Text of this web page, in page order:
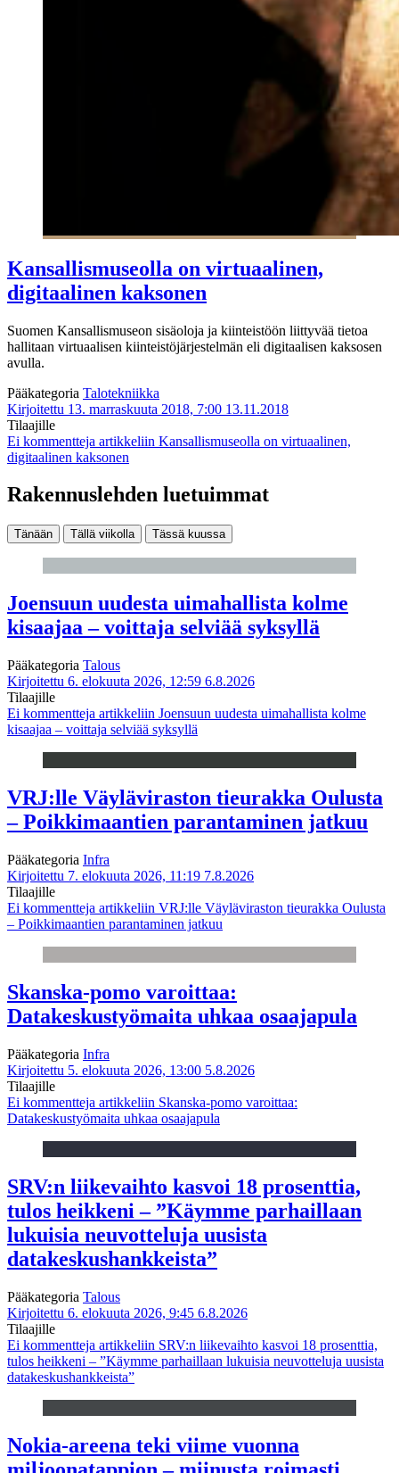
Kansallismuseolla on virtuaalinen,
digitaalinen kaksonen
Suomen Kansallismuseon sisäoloja ja kiinteistöön liittyvää tietoa
hallitaan virtuaalisen kiinteistöjärjestelmän eli digitaalisen kaksosen
avulla.
Pääkategoria Talotekniikka
Kirjoitettu 13. marraskuuta 2018, 7:00 13.11.2018
Tilaajille
Ei kommentteja artikkeliin Kansallismuseolla on virtuaalinen,
digitaalinen kaksonen
Rakennuslehden luetuimmat
Tänään Tällä viikolla Tässä kuussa
Joensuun uudesta uimahallista kolme
kisaajaa – voittaja selviää syksyllä
Pääkategoria Talous
Kirjoitettu 6. elokuuta 2026, 12:59 6.8.2026
Tilaajille
Ei kommentteja artikkeliin Joensuun uudesta uimahallista kolme
kisaajaa – voittaja selviää syksyllä
VRJ:lle Väyläviraston tieurakka Oulusta
– Poikkimaantien parantaminen jatkuu
Pääkategoria Infra
Kirjoitettu 7. elokuuta 2026, 11:19 7.8.2026
Tilaajille
Ei kommentteja artikkeliin VRJ:lle Väyläviraston tieurakka Oulusta
– Poikkimaantien parantaminen jatkuu
Skanska-pomo varoittaa:
Datakeskustyömaita uhkaa osaajapula
Pääkategoria Infra
Kirjoitettu 5. elokuuta 2026, 13:00 5.8.2026
Tilaajille
Ei kommentteja artikkeliin Skanska-pomo varoittaa:
Datakeskustyömaita uhkaa osaajapula
SRV:n liikevaihto kasvoi 18 prosenttia,
tulos heikkeni – ”Käymme parhaillaan
lukuisia neuvotteluja uusista
datakeskushankkeista”
Pääkategoria Talous
Kirjoitettu 6. elokuuta 2026, 9:45 6.8.2026
Tilaajille
Ei kommentteja artikkeliin SRV:n liikevaihto kasvoi 18 prosenttia,
tulos heikkeni – ”Käymme parhaillaan lukuisia neuvotteluja uusista
datakeskushankkeista”
Nokia-areena teki viime vuonna